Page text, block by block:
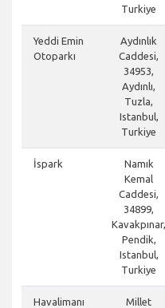
Turkiye
Yeddi Emin
Otoparkı
Aydınlık
Caddesi,
34953,
Aydınlı,
Tuzla,
Istanbul,
Turkiye
İspark
Namık
Kemal
Caddesi,
34899,
Kavakpınar,
Pendik,
Istanbul,
Turkiye
Havalimanı
Millet